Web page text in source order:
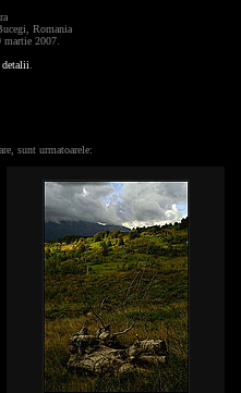
Romania
2007.
sunt urmatoarele: